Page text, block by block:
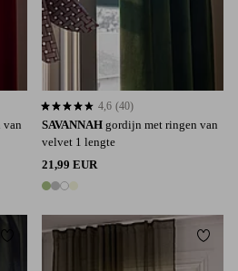
van
SAVANNAH gordijn met ringen van
velvet 1 lengte
21,99 EUR
4 kleuren
4,6 op basis van 40 beoordelingen
4,6 (40)
Toevoegen aan favorieten